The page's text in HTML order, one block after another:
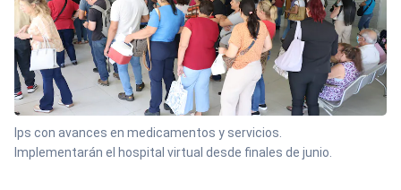
Ips con avances en medicamentos y servicios.
Implementarán el hospital virtual desde finales de junio.